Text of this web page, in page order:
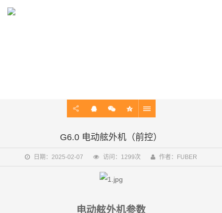
G6.0 电动舷外机（前控）
日期：2025-02-07 访问：1299次 作者：FUBER
电动舷外机参数